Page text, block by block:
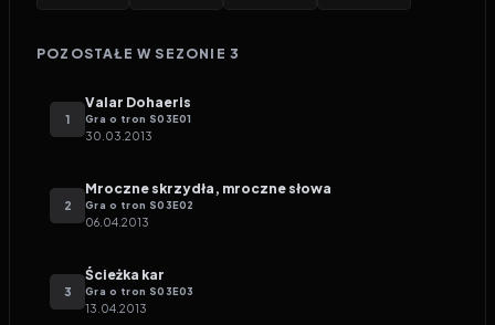
POZOSTAŁE W SEZONIE 3
1
Valar Dohaeris
Gra o tron S03E01
30.03.2013
2
Mroczne skrzydła, mroczne słowa
Gra o tron S03E02
06.04.2013
3
Ścieżka kar
Gra o tron S03E03
13.04.2013